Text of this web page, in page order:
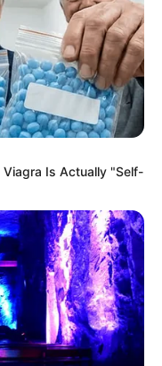
a 9
országot
Viagra Is Actually "Self-